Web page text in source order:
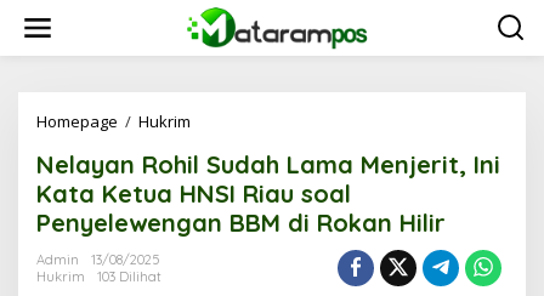
w
Homepage / Hukrim
l
a
y
a
Nelayan Rohil Sudah Lama Menjerit, Ini
Kata Ketua HNSI Riau soal
Penyelewengan BBM di Rokan Hilir
Admin
13/08/2025
Hukrim
103 Dilihat